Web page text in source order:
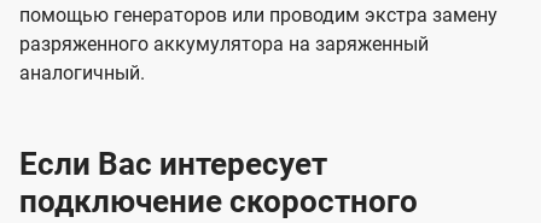
помощью генераторов или проводим экстра замену
разряженного аккумулятора на заряженный
аналогичный.
Если Вас интересует
подключение скоростного